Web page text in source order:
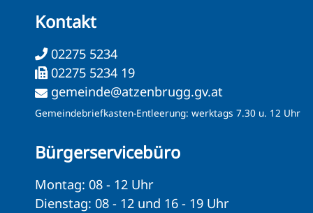
Kontakt
02275 5234
02275 5234 19
gemeinde@atzenbrugg.gv.at
Gemeindebriefkasten-Entleerung: werktags 7.30 u. 12 Uhr
Bürgerservicebüro
Montag: 08 - 12 Uhr
Dienstag: 08 - 12 und 16 - 19 Uhr